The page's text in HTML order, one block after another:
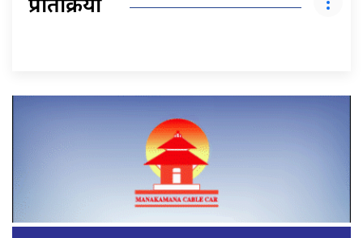
प्रतिक्रिया